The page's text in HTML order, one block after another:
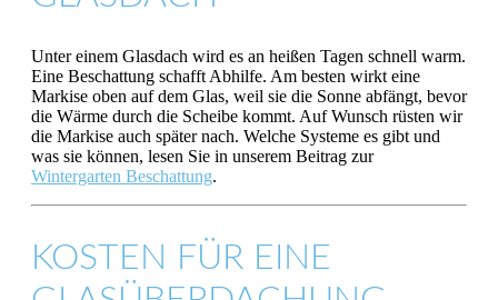
Unter einem Glasdach wird es an heißen Tagen schnell warm.
Eine Beschattung schafft Abhilfe. Am besten wirkt eine
Markise oben auf dem Glas, weil sie die Sonne abfängt, bevor
die Wärme durch die Scheibe kommt. Auf Wunsch rüsten wir
die Markise auch später nach. Welche Systeme es gibt und
was sie können, lesen Sie in unserem Beitrag zur
Wintergarten Beschattung.
KOSTEN FÜR EINE